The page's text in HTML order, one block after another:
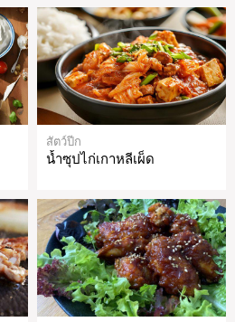
สัตว์ปีก
น้ำซุปไก่เกาหลีเผ็ด